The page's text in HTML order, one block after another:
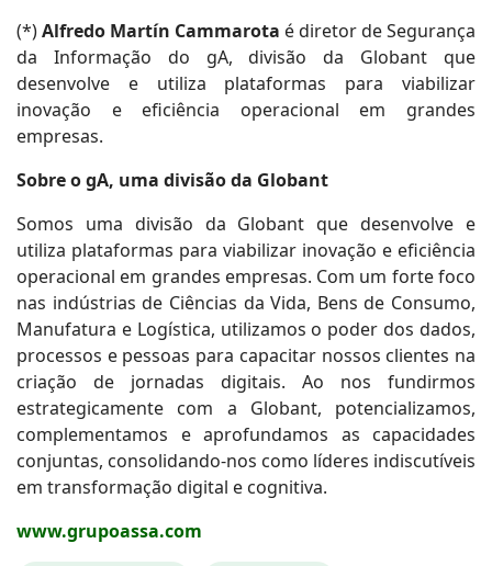
(*)Alfredo Martín Cammarota é diretor de Segurança
da Informação do gA, divisão da Globant que
desenvolve e utiliza plataformas para viabilizar
inovação e eficiência operacional em grandes
empresas.
Sobre o gA, uma divisão da Globant
Somos uma divisão da Globant que desenvolve e
utiliza plataformas para viabilizar inovação e eficiência
operacional em grandes empresas. Com um forte foco
nas indústrias de Ciências da Vida, Bens de Consumo,
Manufatura e Logística, utilizamos o poder dos dados,
processos e pessoas para capacitar nossos clientes na
criação de jornadas digitais. Ao nos fundirmos
estrategicamente com a Globant, potencializamos,
complementamos e aprofundamos as capacidades
conjuntas, consolidando-nos como líderes indiscutíveis
em transformação digital e cognitiva.
www.grupoassa.com